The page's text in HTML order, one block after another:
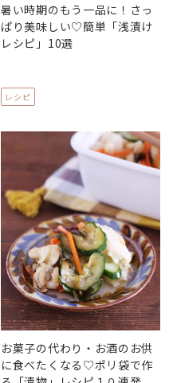
暑い時期のもう一品に！さっ
ぱり美味しい♡簡単「浅漬け
レシピ」10選
レシピ
お菓子の代わり・お酒のお供
に食べたくなる♡ポリ袋で作